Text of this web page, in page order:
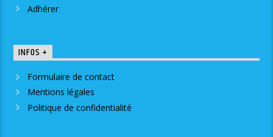
Adhérer
INFOS +
Formulaire de contact
Mentions légales
Politique de confidentialité